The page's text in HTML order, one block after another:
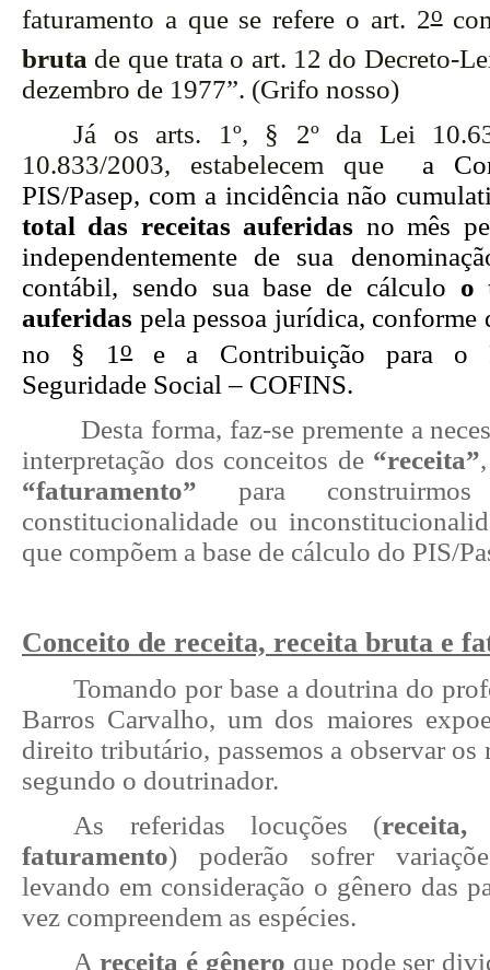
faturamento a que se refere o art. 2o
bruta de que trata o art. 12 do Decreto-
dezembro de 1977”. (Grifo nosso)
Já os arts. 1º, § 2º da Lei
10.833/2003, estabelecem quea
PIS/Pasep, com a incidência não
total das receitas auferidas no mês
independentemente de sua
contábil, sendo sua base de cálculo o
auferidas pela pessoa jurídica,
no § 1oe a Contribuição para o
Seguridade Social – COFINS.
Desta forma, faz-se premente a
interpretação dos conceitos de “receita”
“faturamento” para
constitucionalidade ou
que compõem a base de cálculo do PIS/
Conceito de receita, receita bruta e
Tomando por base a doutrina do
Barros Carvalho, um dos maiores
direito tributário, passemos a observar os
segundo o doutrinador.
As referidas locuções (
faturamento) poderão sofrer
levando em consideração o gênero das
vez compreendem as espécies.
Areceita é gênero que pode ser